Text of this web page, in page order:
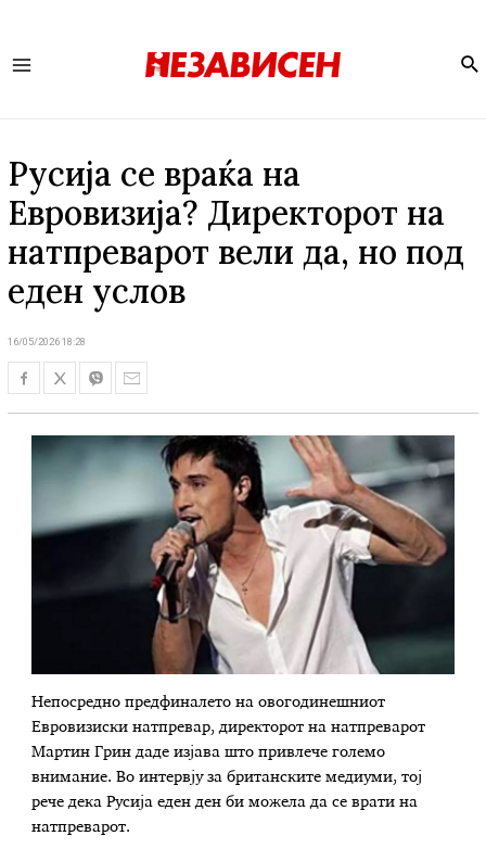
Русија се враќа на
Евровизија? Директорот на
натпреварот вели да, но под
еден услов
16/05/2026 18:28
Непосредно предфиналето на овогодинешниот
Евровизиски натпревар, директорот на натпреварот
Мартин Грин даде изјава што привлече големо
внимание. Во интервју за британските медиуми, тој
рече дека Русија еден ден би можела да се врати на
натпреварот.